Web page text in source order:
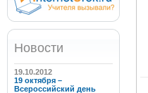
Новости
19.10.2012
19 октября –
Всероссийский день